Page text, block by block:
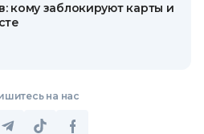
кому заблокируют карты и
на нас